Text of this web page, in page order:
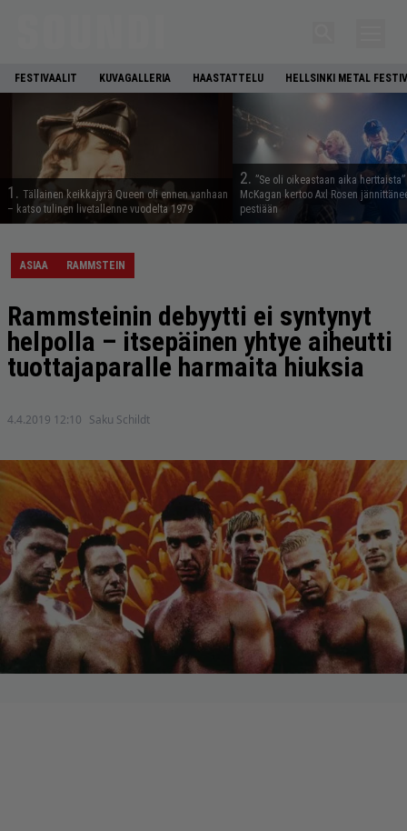
FESTIVAALIT KUVAGALLERIA HAASTATTELU HELLSINKI METAL
1. Tällainen keikkajyrä Queen oli ennen vanhaan
– katso tulinen livetallenne vuodelta 1979
2. ”Se oli oikeastaan aika
McKagan kertoo Axl Rosen
pestiään
ASIAA RAMMSTEIN
Rammsteinin debyytti ei syntynyt
helpolla – itsepäinen yhtye aiheutti
tuottajaparalle harmaita hiuksia
4.4.2019 12:10 Saku Schildt